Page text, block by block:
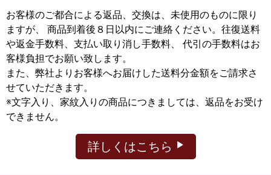
お客様のご都合による返品、交換は、未使用のものに限り
ますが、
商品到着後８日以内にご連絡ください。往復送料
や返金手数料、支払い取り消し手数料、 代引の手数料はお
客様負担でお願い致します。
また、弊社よりお客様へお届けした送料分金額をご請求さ
せていただきます。
※文字入り、家紋入りの商品につきましては、返品をお受け
できません。
詳しくはこちら